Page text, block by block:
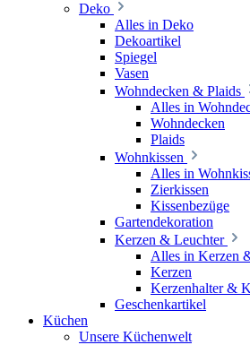
Deko
Alles in Deko
Dekoartikel
Spiegel
Vasen
Wohndecken & Plaids
Alles in
Wohndecken
Plaids
Wohnkissen
Alles in
Zierkissen
Kissenbezüge
Gartendekoration
Kerzen & Leuchter
Alles in Kerzen
Kerzen
Kerzenhalter &
Geschenkartikel
Küchen
Unsere Küchenwelt